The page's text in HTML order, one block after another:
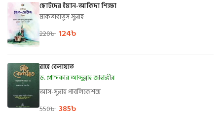
ছোটদের ইমান-আকিদা শিক্ষা
মাকতাবাতুস সুন্নাহ
220৳ 124৳
রাহে বেলায়াত
ড. খোন্দকার আব্দুল্লাহ জাহাঙ্গীর
আস-সুন্নাহ পাবলিকেশন্স
550৳ 385৳